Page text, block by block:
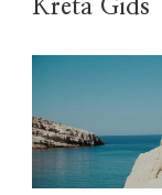
Kreta Gids